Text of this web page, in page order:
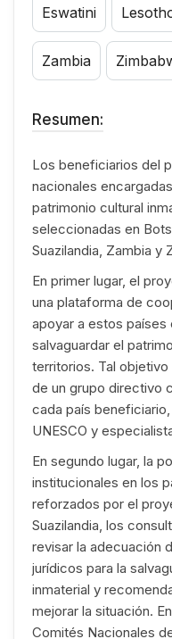
Eswatini
Zambia
Resumen:
Los beneficiarios del
nacionales
patrimonio cultural
seleccionadas en
Suazilandia, Zambia y
En primer lugar, el
una plataforma de
apoyar a estos
salvaguardar el
territorios. Tal
de un grupo directivo
cada país
UNESCO y
En segundo lugar, la
institucionales en los
reforzados por el
Suazilandia, los
revisar la adecuación
jurídicos para la
inmaterial y
mejorar la situación.
Comités Nacionales